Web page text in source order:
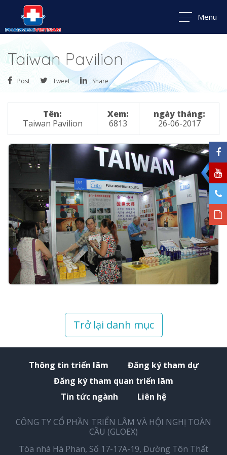
Menu
Taiwan Pavilion
Post Tweet Share
Tên:
Taiwan Pavilion
Xem:
6813
ngày tháng:
26-06-2017
Trở lại danh mục
Thông tin triển lãm
Đăng ký tham dự
Đăng ký tham quan triển lãm
Tin tức ngành
Liên hệ
CÔNG TY CỔ PHẦN TRIỂN LÃM VÀ HỘI NGHỊ TOÀN
CẦU (GLOEX)
Tòa nhà Hà Phan, Số 17-17A-19, Đường Tôn Thất